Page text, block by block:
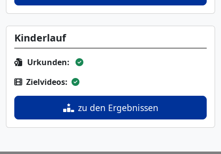
Kinderlauf
Urkunden:
Zielvideos:
zu den Ergebnissen